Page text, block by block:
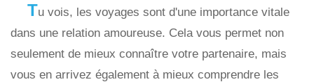
Tu vois, les voyages sont d'une importance vitale
dans une relation amoureuse. Cela vous permet non
seulement de mieux connaître votre partenaire, mais
vous en arrivez également à mieux comprendre les